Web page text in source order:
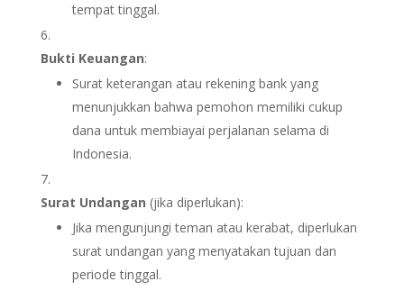
tempat tinggal.
Bukti Keuangan:
Surat keterangan atau rekening bank yang
menunjukkan bahwa pemohon memiliki cukup
dana untuk membiayai perjalanan selama di
Indonesia.
Surat Undangan (jika diperlukan):
Jika mengunjungi teman atau kerabat, diperlukan
surat undangan yang menyatakan tujuan dan
periode tinggal.